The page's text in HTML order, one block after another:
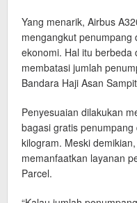
Yang menarik, Airbus
mengangkut
ekonomi. Hal itu
membatasi jumlah
Bandara Haji Asan
Penyesuaian dilakukan
bagasi gratis
kilogram. Meski
memanfaatkan layanan
Parcel.